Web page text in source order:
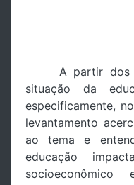
A partir dos
situação da
especificamente,
levantamento
ao tema e
educação